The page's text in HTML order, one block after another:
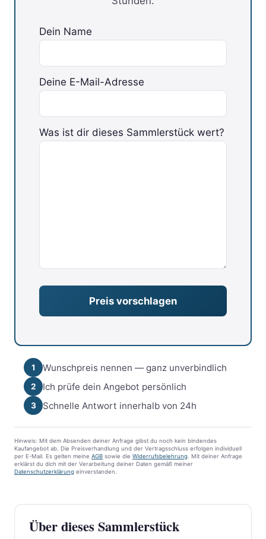
Dein Name
Deine E-Mail-Adresse
Bitte lasse dieses Feld leer.
Was ist dir dieses Sammlerstück wert?
1 Wunschpreis nennen — ganz unverbindlich
2 Ich prüfe dein Angebot persönlich
3 Schnelle Antwort innerhalb von 24h
Hinweis: Mit dem Absenden deiner Anfrage gibst du noch kein bindendes
Kaufangebot ab. Die Preisverhandlung und der Vertragsschluss erfolgen individuell
per E-Mail. Es gelten meine AGB sowie die Widerrufsbelehrung. Mit deiner Anfrage
erklärst du dich mit der Verarbeitung deiner Daten gemäß meiner
Datenschutzerklärung einverstanden.
Über dieses Sammlerstück